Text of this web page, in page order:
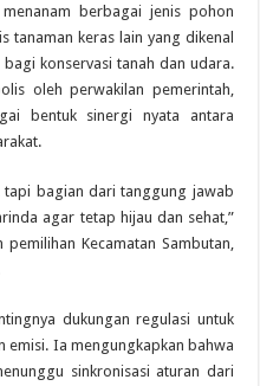
berbagai jenis pohon
tanaman keras lain yang dikenal
konservasi tanah dan udara.
oleh perwakilan pemerintah,
bentuk sinergi nyata antara
tapi bagian dari tanggung jawab
agar tetap hijau dan sehat,”
Kecamatan Sambutan,
dukungan regulasi untuk
emisi. Ia mengungkapkan bahwa
sinkronisasi aturan dari